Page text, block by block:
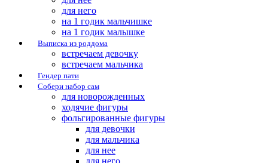
для него
на 1 годик мальчишке
на 1 годик малышке
Выписка из роддома
встречаем девочку
встречаем мальчика
Гендер пати
Собери набор сам
для новорожденных
ходячие фигуры
фольгированные фигуры
для девочки
для мальчика
для нее
для него